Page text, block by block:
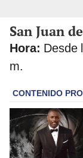
San Juan
Hora: Desde
m.